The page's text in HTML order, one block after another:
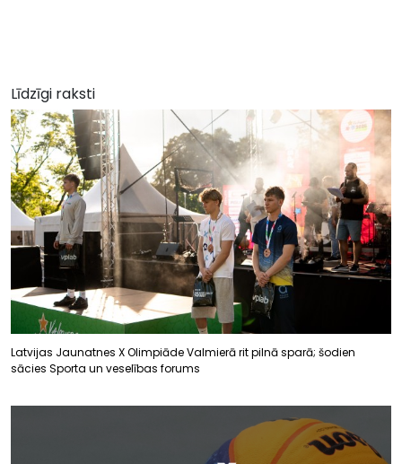
Līdzīgi raksti
Latvijas Jaunatnes X Olimpiāde Valmierā rit pilnā sparā; šodien
sācies Sporta un veselības forums